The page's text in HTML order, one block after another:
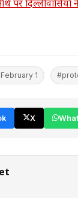
पर दिल्लीवासियों
1
X